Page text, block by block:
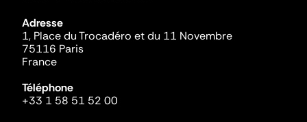
Adresse
1, Place du Trocadéro et du 11 Novembre
75116 Paris
France
Téléphone
+33 1 58 51 52 00